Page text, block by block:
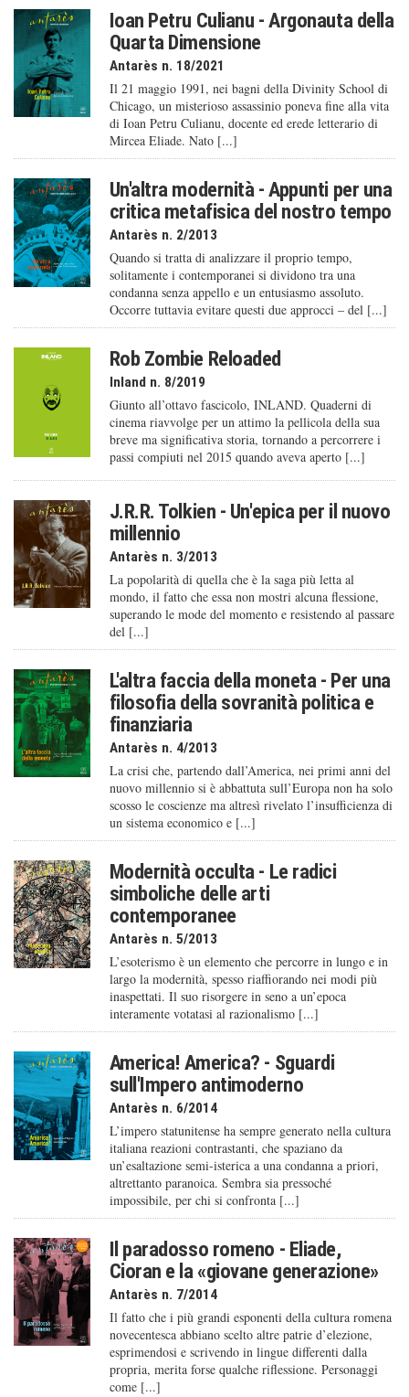
Ioan Petru Culianu - Argonauta della
Quarta Dimensione
Antarès n. 18/2021
Il 21 maggio 1991, nei bagni della Divinity School di
Chicago, un misterioso assassinio poneva fine alla vita
di Ioan Petru Culianu, docente ed erede letterario di
Mircea Eliade. Nato [...]
Un'altra modernità - Appunti per una
critica metafisica del nostro tempo
Antarès n. 2/2013
Quando si tratta di analizzare il proprio tempo,
solitamente i contemporanei si dividono tra una
condanna senza appello e un entusiasmo assoluto.
Occorre tuttavia evitare questi due approcci – del [...]
Rob Zombie Reloaded
Inland n. 8/2019
Giunto all’ottavo fascicolo, INLAND. Quaderni di
cinema riavvolge per un attimo la pellicola della sua
breve ma significativa storia, tornando a percorrere i
passi compiuti nel 2015 quando aveva aperto [...]
J.R.R. Tolkien - Un'epica per il nuovo
millennio
Antarès n. 3/2013
La popolarità di quella che è la saga più letta al
mondo, il fatto che essa non mostri alcuna flessione,
superando le mode del momento e resistendo al passare
del [...]
L'altra faccia della moneta - Per una
filosofia della sovranità politica e
finanziaria
Antarès n. 4/2013
La crisi che, partendo dall’America, nei primi anni del
nuovo millennio si è abbattuta sull’Europa non ha solo
scosso le coscienze ma altresì rivelato l’insufficienza di
un sistema economico e [...]
Modernità occulta - Le radici
simboliche delle arti
contemporanee
Antarès n. 5/2013
L’esoterismo è un elemento che percorre in lungo e in
largo la modernità, spesso riaffiorando nei modi più
inaspettati. Il suo risorgere in seno a un’epoca
interamente votatasi al razionalismo [...]
America! America? - Sguardi
sull'Impero antimoderno
Antarès n. 6/2014
L’impero statunitense ha sempre generato nella cultura
italiana reazioni contrastanti, che spaziano da
un’esaltazione semi-isterica a una condanna a priori,
altrettanto paranoica. Sembra sia pressoché
impossibile, per chi si confronta [...]
Il paradosso romeno - Eliade,
Cioran e la «giovane generazione»
Antarès n. 7/2014
Il fatto che i più grandi esponenti della cultura romena
novecentesca abbiano scelto altre patrie d’elezione,
esprimendosi e scrivendo in lingue differenti dalla
propria, merita forse qualche riflessione. Personaggi
come [...]